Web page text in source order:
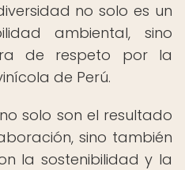
no solo es un
ambiental, sino
de respeto por la
de Perú.
solo son el resultado
sino también
la sostenibilidad y la